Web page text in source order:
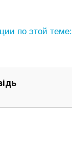
по этой теме: